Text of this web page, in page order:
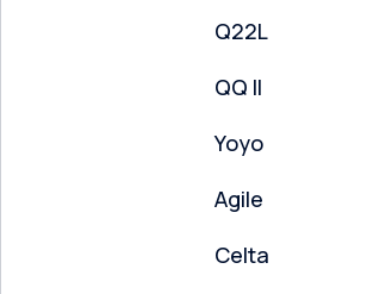
Q22L
QQ II
Yoyo
Agile
Celta